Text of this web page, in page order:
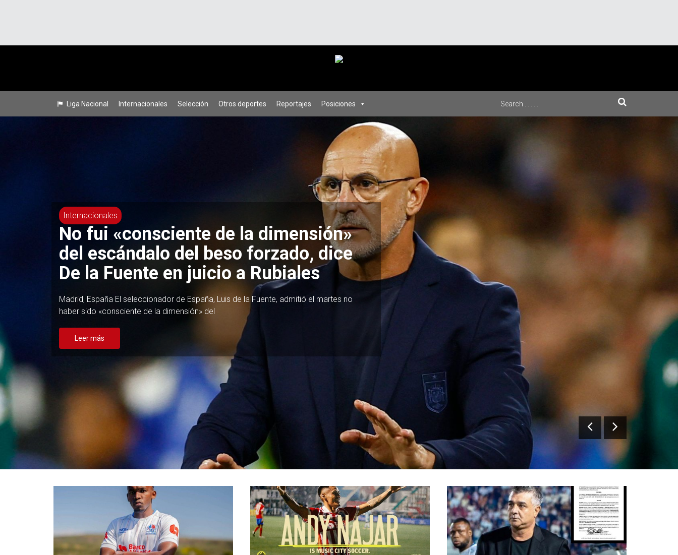
Liga Nacional Internacionales Selección Otros deportes Reportajes Posiciones
Internacionales
Mbappé, Bellingham, Alaba… Ocho
bajas en la convocatoria del Real
Madrid ante el Leganés
Madrid, España Thibaut Courtois, Dani Carvajal, Éder Militao, David Alaba, Antonio Rüdiger,
Eduardo Camavinga, Jude Bellingham y Kylian
Leer más